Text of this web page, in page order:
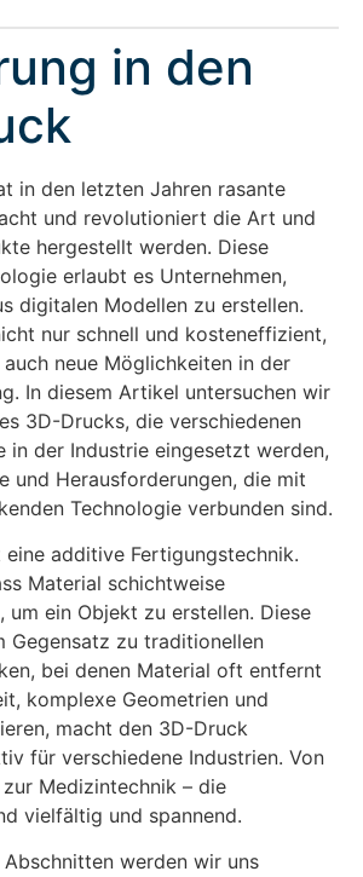
in den
in den letzten Jahren rasante
und revolutioniert die Art und
hergestellt werden. Diese
erlaubt es Unternehmen,
digitalen Modellen zu erstellen.
nur schnell und kosteneffizient,
neue Möglichkeiten in der
In diesem Artikel untersuchen wir
3D-Drucks, die verschiedenen
in der Industrie eingesetzt werden,
und Herausforderungen, die mit
Technologie verbunden sind.
additive Fertigungstechnik.
Material schichtweise
um ein Objekt zu erstellen. Diese
Gegensatz zu traditionellen
bei denen Material oft entfernt
komplexe Geometrien und
macht den 3D-Druck
für verschiedene Industrien. Von
Medizintechnik – die
vielfältig und spannend.
werden wir uns